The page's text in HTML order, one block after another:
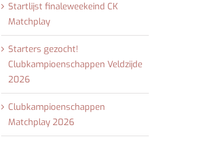
Startlijst finaleweekeind CK
Matchplay
Starters gezocht!
Clubkampioenschappen Veldzijde
2026
Clubkampioenschappen
Matchplay 2026